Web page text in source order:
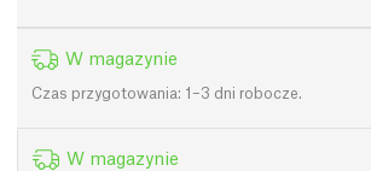
W magazynie
Czas przygotowania: 1–3 dni robocze.
W magazynie